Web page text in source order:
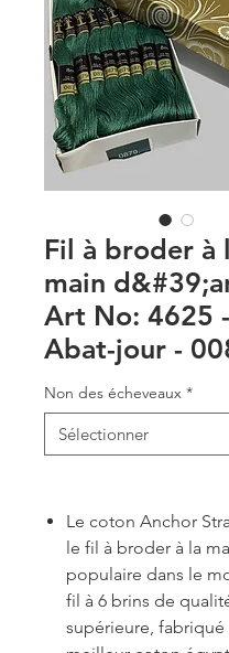
Fil à broder à
main
Art No: 4625 -
Abat-jour -
Non des écheveaux *
Le coton Anchor
le fil à broder à la
populaire dans le
fil à 6 brins de
supérieure, fabriqué